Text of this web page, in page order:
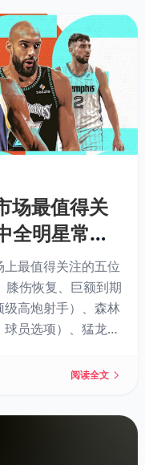
场最值得关
全明星常客
最值得关注的五位
膝伤恢复、巨额到期
级高炮射手）、森林
员选项）、猛龙的
薪资空间、阵容需
阅读全文